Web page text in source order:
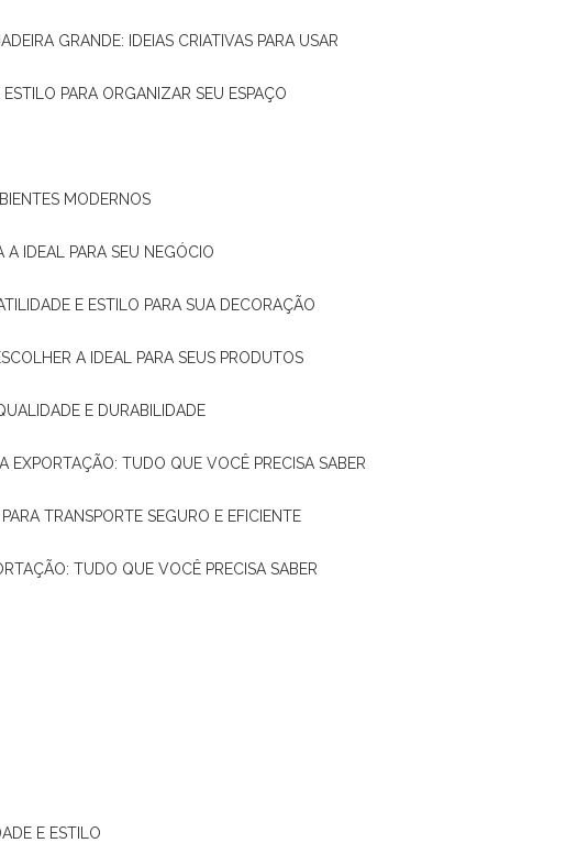
GRANDE: IDEIAS CRIATIVAS PARA USAR
PARA ORGANIZAR SEU ESPAÇO
MODERNOS
A IDEAL PARA SEU NEGÓCIO
E ESTILO PARA SUA DECORAÇÃO
A IDEAL PARA SEUS PRODUTOS
E DURABILIDADE
EXPORTAÇÃO: TUDO QUE VOCÊ PRECISA SABER
TRANSPORTE SEGURO E EFICIENTE
TUDO QUE VOCÊ PRECISA SABER
E ESTILO